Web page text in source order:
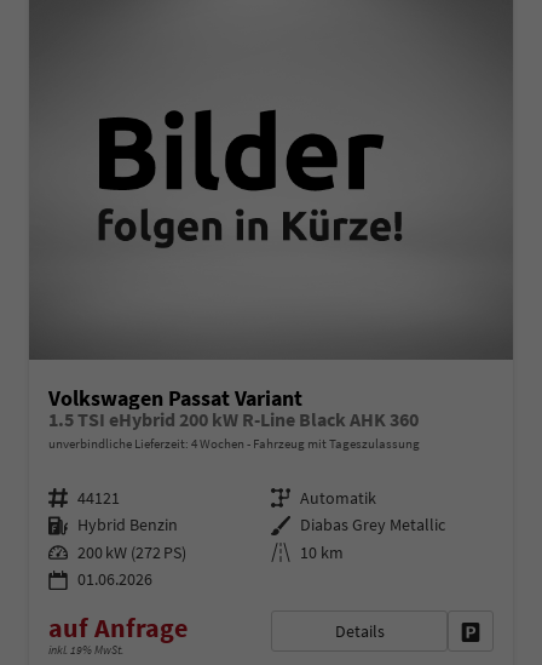
Volkswagen Passat Variant
1.5 TSI eHybrid 200 kW R-Line Black AHK 360
unverbindliche Lieferzeit: 4 Wochen Fahrzeug mit Tageszulassung
Fahrzeugnr. 44121 Getriebe Automatik
Kraftstoff Hybrid Benzin Außenfarbe Diabas Grey Metallic
Leistung 200 kW (272 PS) Kilometerstand 10 km
01.06.2026
auf Anfrage
inkl. 19% MwSt.
Details